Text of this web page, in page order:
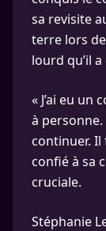
sa revisite
terre lors
lourd qu’il
« J’ai eu
à personne.
continuer. Il
confié à sa
cruciale.
Stéphanie